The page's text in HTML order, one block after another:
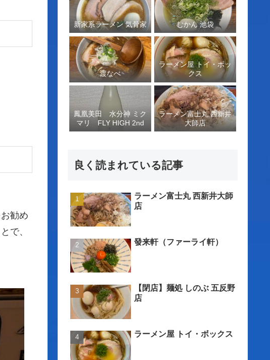
勧め
で、
新家系ラーメン 気骨家 むかん 池袋
渡なべ
ラーメン屋 トイ・ボッ
クス
鳳凰美田 水分神 ミク
マリ FLY HIGH 2nd
ラーメン富士丸 西新井
大師店
良く読まれている記事
ラーメン富士丸 西新井大師
店
發来軒（ファーライ軒）
【閉店】麺処 しのぶ 五反野
店
ラーメン屋 トイ・ボックス